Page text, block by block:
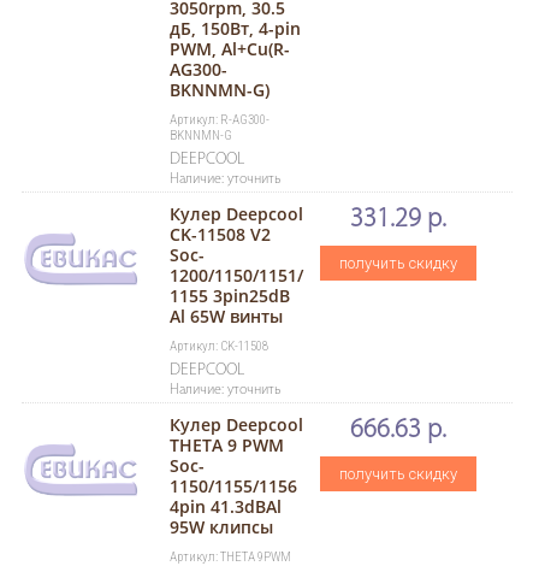
3050rpm, 30.5
дБ, 150Вт, 4-pin
PWM, Al+Cu(R-
AG300-
BKNNMN-G)
Артикул: R-AG300-
BKNNMN-G
DEEPCOOL
Наличие: уточнить
Кулер Deepcool
CK-11508 V2
Soc-
1200/1150/1151/
1155 3pin25dB
Al 65W винты
Артикул: CK-11508
DEEPCOOL
Наличие: уточнить
331.29 р.
получить скидку
Кулер Deepcool
THETA 9 PWM
Soc-
1150/1155/1156
4pin 41.3dBAl
95W клипсы
Артикул: THETA 9PWM
666.63 р.
получить скидку